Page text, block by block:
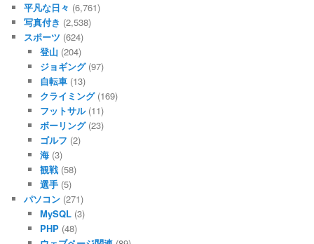
平凡な日々 (6,761)
写真付き (2,538)
スポーツ (624)
登山 (204)
ジョギング(97)
自転車(13)
クライミング(169)
フットサル(11)
ボーリング(23)
ゴルフ (2)
海(3)
観戦(58)
選手(5)
パソコン (271)
MySQL(3)
PHP(48)